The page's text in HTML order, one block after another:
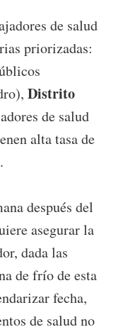
de salud
priorizadas:
Distrito
de salud
alta tasa de
después del
asegurar la
dada las
de frío de esta
fecha,
de salud no